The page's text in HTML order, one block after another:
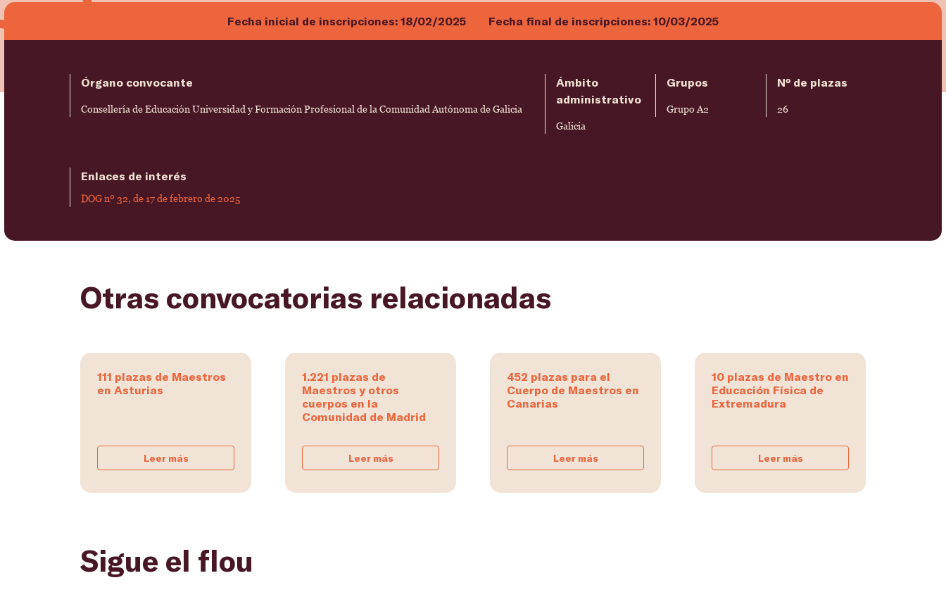
Fecha inicial de inscripciones: 18/02/2025 Fecha final de inscripciones: 10/03/2025
Órgano convocante
Consellería de Educación Universidad y Formación Profesional de la Comunidad Autónoma de Galicia
Ámbito
administrativo
Galicia
Grupos
Grupo A2
Nº de plazas
26
Enlaces de interés
DOG nº 32, de 17 de febrero de 2025
Otras convocatorias relacionadas
111 plazas de Maestros
en Asturias
Leer más
1.221 plazas de
Maestros y otros
cuerpos en la
Comunidad de Madrid
Leer más
452 plazas para el
Cuerpo de Maestros en
Canarias
Leer más
10 plazas de Maestro en
Educación Física de
Extremadura
Leer más
Sigue el flou